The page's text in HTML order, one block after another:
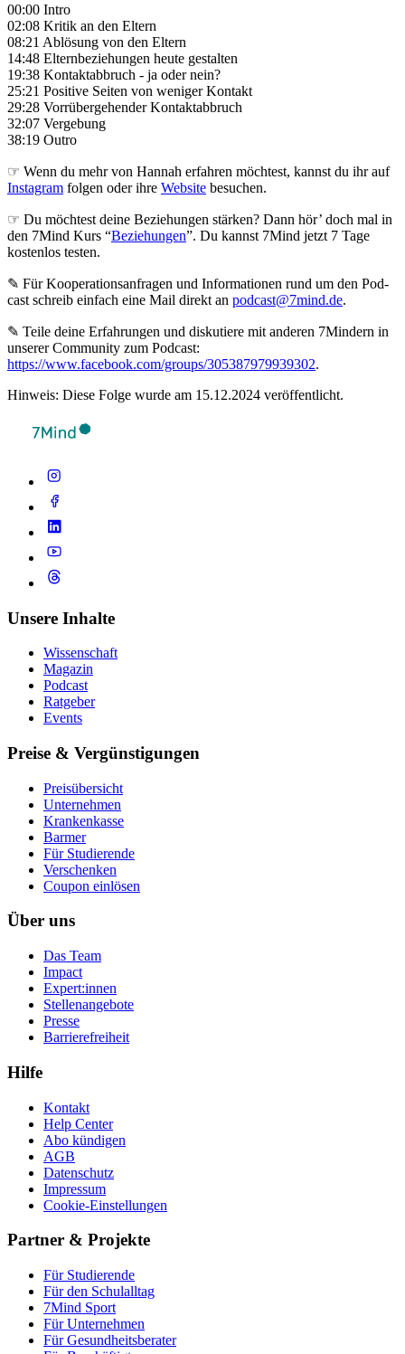
00:00 Intro
02:08 Kritik an den Eltern
08:21 Ablösung von den Eltern
14:48 Elternbeziehungen heute gestalten
19:38 Kontaktabbruch - ja oder nein?
25:21 Positive Seiten von weniger Kontakt
29:28 Vorrübergehender Kontaktabbruch
32:07 Vergebung
38:19 Outro
☞ Wenn du mehr von Hannah erfahren möchtest, kannst du ihr auf
Instagram folgen oder ihre Website besuchen.
☞ Du möchtest deine Beziehungen stärken? Dann hör’ doch mal in
den 7Mind Kurs “Beziehungen”. Du kannst 7Mind jetzt 7 Tage
kostenlos testen.
✎ Für Koope­ra­ti­ons­an­fra­gen und Infor­ma­tio­nen rund um den Pod­
cast schreib ein­fach eine Mail direkt an podcast@7mind.de.
✎ Teile deine Erfahrungen und diskutiere mit anderen 7Mindern in
unserer Community zum Podcast:
https://www.facebook.com/groups/305387979939302.
Hinweis: Diese Folge wurde am 15.12.2024 veröffentlicht.
Unsere Inhalte
Wissenschaft
Magazin
Podcast
Ratgeber
Events
Preise & Vergünstigungen
Preisübersicht
Unternehmen
Krankenkasse
Barmer
Für Studierende
Ver­schen­ken
Coupon einlösen
Über uns
Das Team
Impact
Expert:innen
Stellenangebote
Presse
Barrierefreiheit
Hilfe
Kontakt
Help Center
Abo kündigen
AGB
Datenschutz
Impressum
Cookie-Einstellungen
Partner & Projekte
Für Stu­die­rende
Für den Schulalltag
7Mind Sport
Für Unter­neh­men
Für Gesund­heits­be­ra­ter